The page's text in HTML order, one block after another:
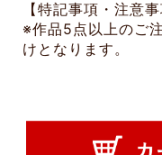
【特記事項・注意事
※作品5点以上のご
けとなります。